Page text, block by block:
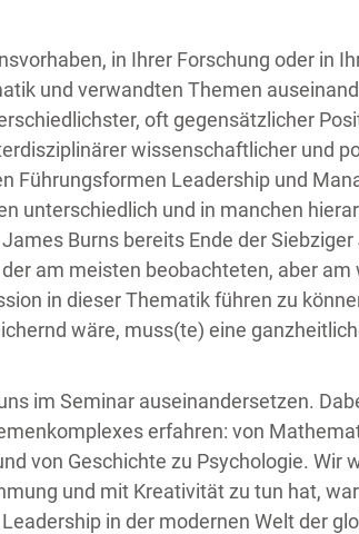
in Ihrer Forschung oder in
und verwandten Themen
oft gegensätzlicher
wissenschaftlicher und
Führungsformen Leadership und
unterschiedlich und in manchen
Burns bereits Ende der
am meisten beobachteten, aber am
in dieser Thematik führen zu
wäre, muss(te) eine
im Seminar auseinandersetzen.
erfahren: von
von Geschichte zu Psychologie. Wir
und mit Kreativität zu tun hat,
in der modernen Welt der